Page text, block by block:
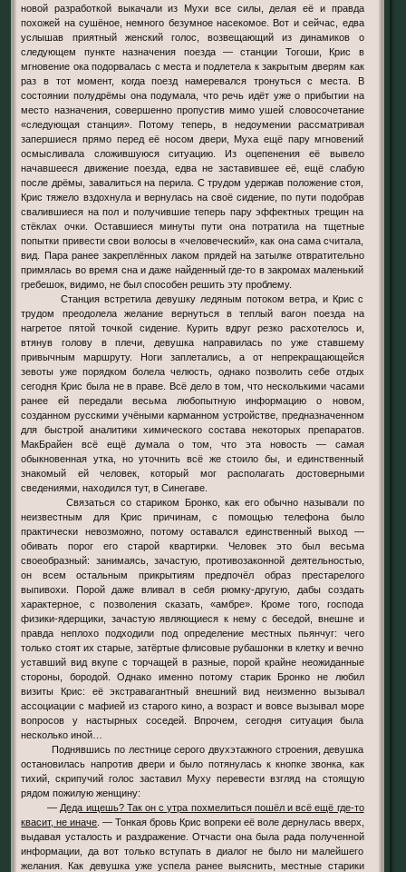
новой разработкой выкачали из Мухи все силы, делая её и правда
похожей на сушёное, немного безумное насекомое. Вот и сейчас, едва
услышав приятный женский голос, возвещающий из динамиков о
следующем пункте назначения поезда — станции Тогоши, Крис в
мгновение ока подорвалась с места и подлетела к закрытым дверям как
раз в тот момент, когда поезд намеревался тронуться с места. В
состоянии полудрёмы она подумала, что речь идёт уже о прибытии на
место назначения, совершенно пропустив мимо ушей словосочетание
«следующая станция». Потому теперь, в недоумении рассматривая
запершиеся прямо перед её носом двери, Муха ещё пару мгновений
осмысливала сложившуюся ситуацию. Из оцепенения её вывело
начавшееся движение поезда, едва не заставившее её, ещё слабую
после дрёмы, завалиться на перила. С трудом удержав положение стоя,
Крис тяжело вздохнула и вернулась на своё сидение, по пути подобрав
свалившиеся на пол и получившие теперь пару эффектных трещин на
стёклах очки. Оставшиеся минуты пути она потратила на тщетные
попытки привести свои волосы в «человеческий», как она сама считала,
вид. Пара ранее закреплённых лаком прядей на затылке отвратительно
примялась во время сна и даже найденный где-то в закромах маленький
гребешок, видимо, не был способен решить эту проблему.
Станция встретила девушку ледяным потоком ветра, и Крис с
трудом преодолела желание вернуться в теплый вагон поезда на
нагретое пятой точкой сидение. Курить вдруг резко расхотелось и,
втянув голову в плечи, девушка направилась по уже ставшему
привычным маршруту. Ноги заплетались, а от непрекращающейся
зевоты уже порядком болела челюсть, однако позволить себе отдых
сегодня Крис была не в праве. Всё дело в том, что несколькими часами
ранее ей передали весьма любопытную информацию о новом,
созданном русскими учёными карманном устройстве, предназначенном
для быстрой аналитики химического состава некоторых препаратов.
МакБрайен всё ещё думала о том, что эта новость — самая
обыкновенная утка, но уточнить всё же стоило бы, и единственный
знакомый ей человек, который мог располагать достоверными
сведениями, находился тут, в Синегаве.
Связаться со стариком Бронко, как его обычно называли по
неизвестным для Крис причинам, с помощью телефона было
практически невозможно, потому оставался единственный выход —
обивать порог его старой квартирки. Человек это был весьма
своеобразный: занимаясь, зачастую, противозаконной деятельностью,
он всем остальным прикрытиям предпочёл образ престарелого
выпивохи. Порой даже вливал в себя рюмку-другую, дабы создать
характерное, с позволения сказать, «амбре». Кроме того, господа
физики-ядерщики, зачастую являющиеся к нему с беседой, внешне и
правда неплохо подходили под определение местных пьянчуг: чего
только стоят их старые, затёртые флисовые рубашонки в клетку и вечно
уставший вид вкупе с торчащей в разные, порой крайне неожиданные
стороны, бородой. Однако именно потому старик Бронко не любил
визиты Крис: её экстравагантный внешний вид неизменно вызывал
ассоциации с мафией из старого кино, а возраст и вовсе вызывал море
вопросов у настырных соседей. Впрочем, сегодня ситуация была
несколько иной…
Поднявшись по лестнице серого двухэтажного строения, девушка
остановилась напротив двери и было потянулась к кнопке звонка, как
тихий, скрипучий голос заставил Муху перевести взгляд на стоящую
рядом пожилую женщину:
— Деда ищешь? Так он с утра похмелиться пошёл и всё ещё где-то
квасит, не иначе . — Тонкая бровь Крис вопреки её воле дернулась вверх,
выдавая усталость и раздражение. Отчасти она была рада полученной
информации, да вот только вступать в диалог не было ни малейшего
желания. Как девушка уже успела ранее выяснить, местные старики